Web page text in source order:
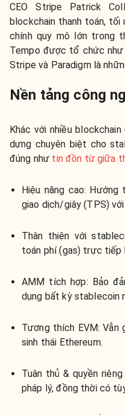
CEO Stripe Patrick
blockchain thanh toán, tối
chính quy mô lớn trong
Tempo được tổ chức
Stripe và Paradigm là
Nền tảng công
Khác với nhiều
dựng chuyên biệt cho
đúng như tin đồn từ giữa
Hiệu năng cao: Hướng
giao dịch/giây (TPS)
Thân thiện với
toán phí (gas) trực tiếp
AMM tích hợp: Bảo
dụng bất kỳ stablecoin
Tương thích EVM: Vẫn
sinh thái Ethereum.
Tuân thủ & quyền
pháp lý, đồng thời có